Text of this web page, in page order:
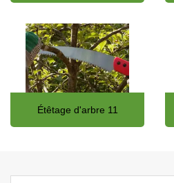
Étêtage d'arbre 11